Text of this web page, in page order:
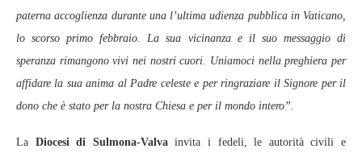
paterna accoglienza durante una l’ultima udienza pubblica in Vaticano,
lo scorso primo febbraio. La sua vicinanza e il suo messaggio di
speranza rimangono vivi nei nostri cuori. Uniamoci nella preghiera per
affidare la sua anima al Padre celeste e per ringraziare il Signore per il
dono che è stato per la nostra Chiesa e per il mondo intero”.
La Diocesi di Sulmona-Valvainvita i fedeli, le autorità civili e